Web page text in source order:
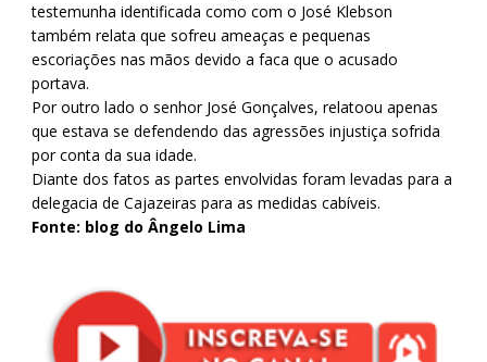
testemunha identificada como com o José Klebson
também relata que sofreu ameaças e pequenas
escoriações nas mãos devido a faca que o acusado
portava.
Por outro lado o senhor José Gonçalves, relatoou apenas
que estava se defendendo das agressões injustiça sofrida
por conta da sua idade.
Diante dos fatos as partes envolvidas foram levadas para a
delegacia de Cajazeiras para as medidas cabíveis.
Fonte: blog do Ângelo Lima